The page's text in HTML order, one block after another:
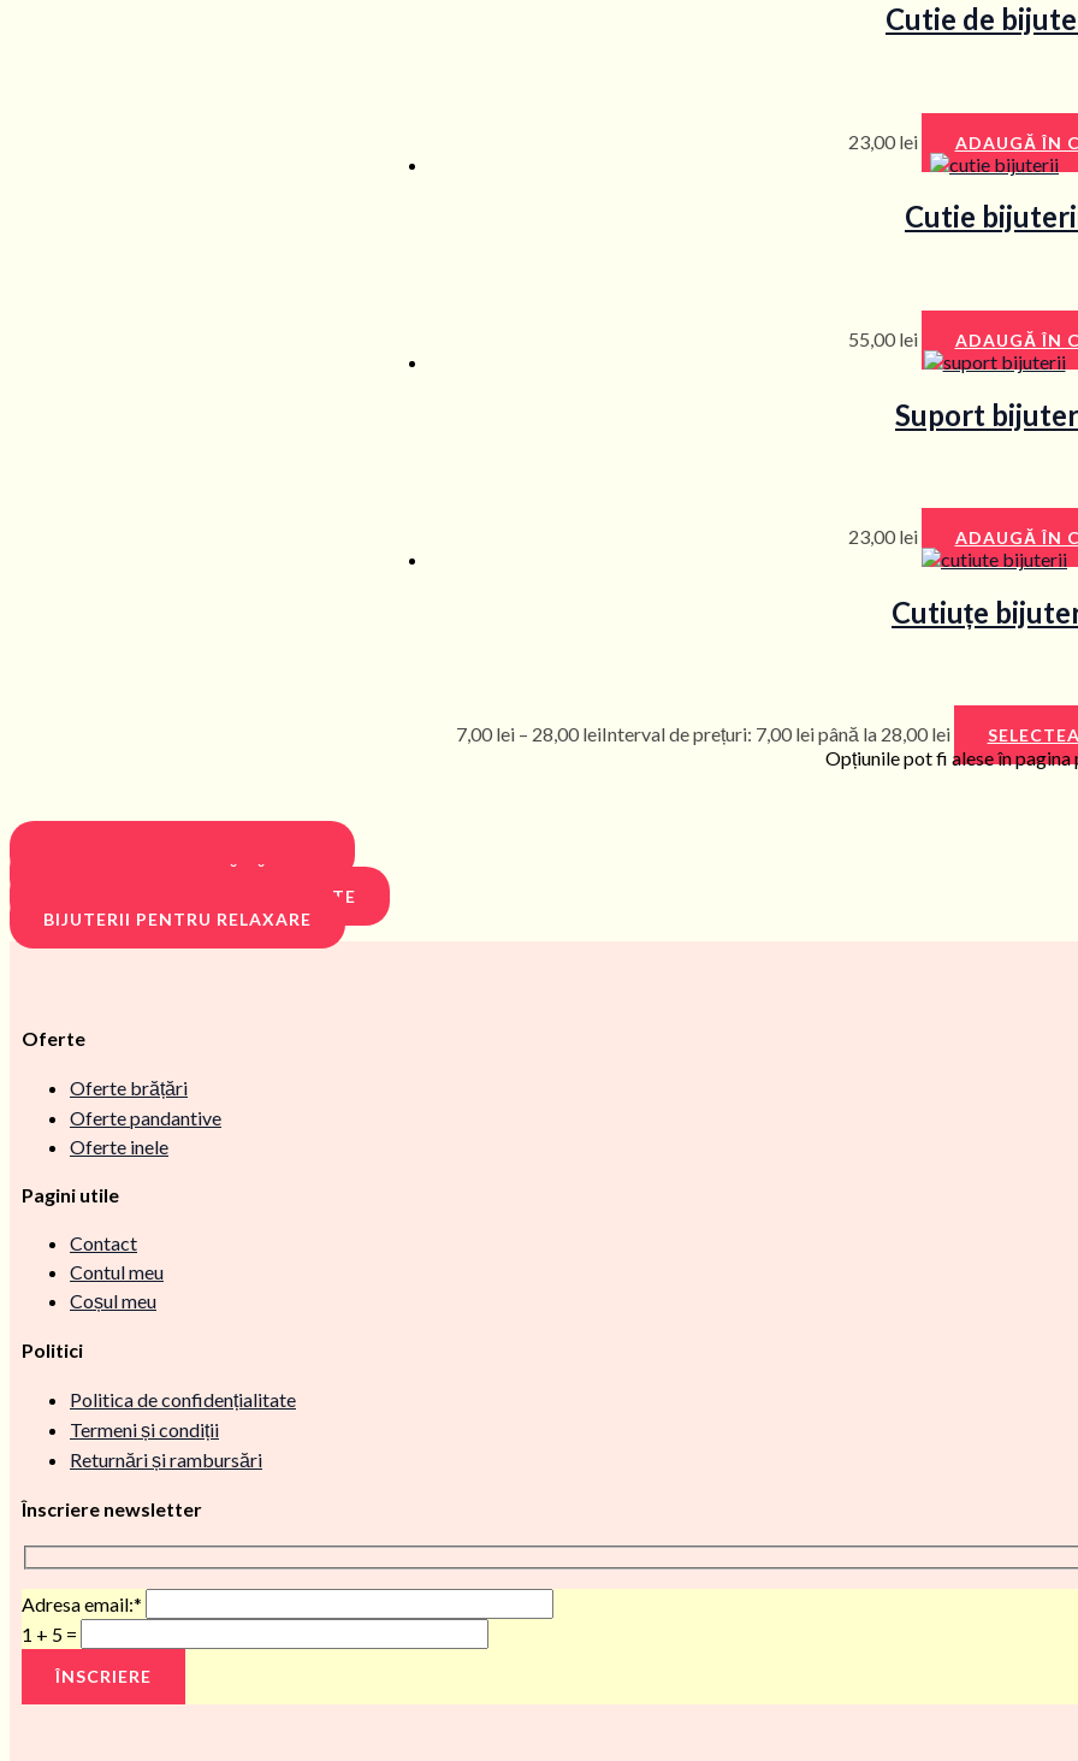
Cutie de
23,00 lei ADAUGĂ ÎN
Cutie
55,00 lei ADAUGĂ ÎN
Suport
23,00 lei ADAUGĂ ÎN
Cutiuțe
7,00 lei – 28,00 leiInterval de prețuri: 7,00 lei până la 28,00 lei
Opțiunile pot fi alese în pagina
BIJUTERII PENTRU SĂNĂTATE
BIJUTERII PENTRU PROSPERITATE
BIJUTERII PENTRU RELAXARE
Oferte
Oferte brățări
Oferte pandantive
Oferte inele
Pagini utile
Contact
Contul meu
Coșul meu
Politici
Politica de confidențialitate
Termeni și condiții
Returnări și rambursări
Înscriere newsletter
Adresa email:*
1 + 5 =